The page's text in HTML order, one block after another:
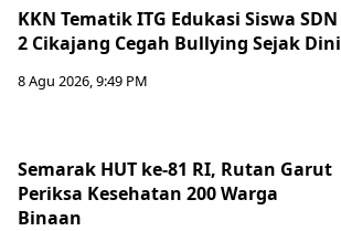
KKN Tematik ITG Edukasi Siswa SDN
2 Cikajang Cegah Bullying Sejak Dini
8 Agu 2026, 9:49 PM
Semarak HUT ke-81 RI, Rutan Garut
Periksa Kesehatan 200 Warga
Binaan